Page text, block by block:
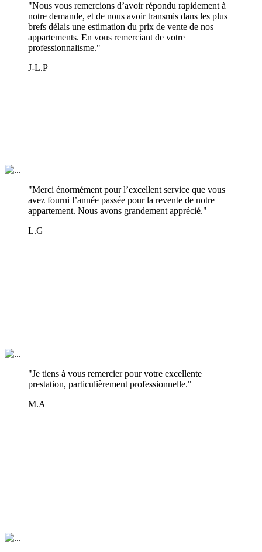
"Nous vous remercions d’avoir répondu rapidement à
notre demande, et de nous avoir transmis dans les plus
brefs délais une estimation du prix de vente de nos
appartements. En vous remerciant de votre
professionnalisme."
J-L.P
"Merci énormément pour l’excellent service que vous
avez fourni l’année passée pour la revente de notre
appartement. Nous avons grandement apprécié."
L.G
"Je tiens à vous remercier pour votre excellente
prestation, particulièrement professionnelle."
M.A